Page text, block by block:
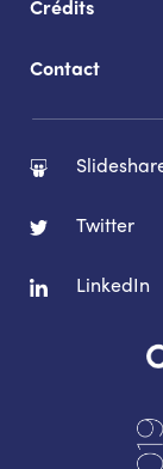
Crédits
Contact
Twitter
LinkedIn